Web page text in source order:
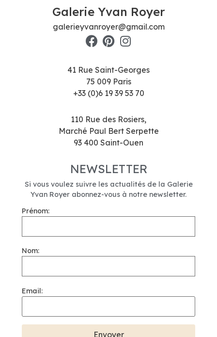
Galerie Yvan Royer
galerieyvanroyer@gmail.com
41 Rue Saint-Georges
75 009 Paris
+33 (0)6 19 39 53 70
110 Rue des Rosiers,
Marché Paul Bert Serpette
93 400 Saint-Ouen
NEWSLETTER
Si vous voulez suivre les actualités de la Galerie
Yvan Royer abonnez-vous à notre newsletter.
Prénom:
Nom:
Email: